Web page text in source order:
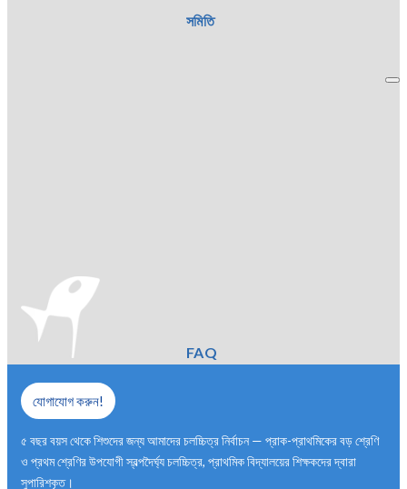
সমিতি
FAQ
যোগাযোগ করুন!
৫ বছর বয়স থেকে শিশুদের জন্য আমাদের চলচ্চিত্র নির্বাচন — প্রাক-প্রাথমিকের বড় শ্রেণি
ও প্রথম শ্রেণির উপযোগী স্বল্পদৈর্ঘ্য চলচ্চিত্র, প্রাথমিক বিদ্যালয়ের শিক্ষকদের দ্বারা
সুপারিশকৃত।